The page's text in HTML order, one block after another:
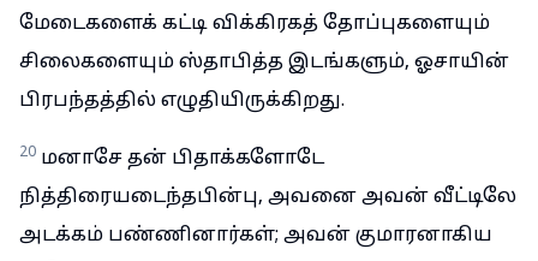
மேடைகளைக் கட்டி விக்கிரகத் தோப்புகளையும்
சிலைகளையும் ஸ்தாபித்த இடங்களும், ஓசாயின்
பிரபந்தத்தில் எழுதியிருக்கிறது.
20 மனாசே தன் பிதாக்களோடே
நித்திரையடைந்தபின்பு, அவனை அவன் வீட்டிலே
அடக்கம் பண்ணினார்கள்; அவன் குமாரனாகிய